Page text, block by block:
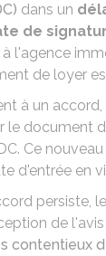
dans un
de
l'agence
de loyer
à un
le document
Ce
d'entrée en
persiste,
de
contentieux